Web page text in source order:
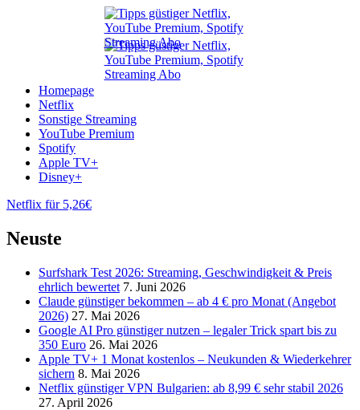
Homepage
Netflix
Sonstige Streaming
YouTube Premium
Spotify
Apple TV+
Disney+
Netflix für 5,26€
Neuste
Surfshark Test 2026: Streaming, Geschwindigkeit & Preis
ehrlich bewertet 7. Juni 2026
Claude günstiger bekommen – ab 4 € pro Monat (Angebot
2026) 27. Mai 2026
Google AI Pro günstiger nutzen – legaler Trick spart bis zu
350 Euro 26. Mai 2026
Apple TV+ 1 Monat kostenlos – Neukunden & Wiederkehrer
sichern 8. Mai 2026
Netflix günstiger VPN Bulgarien: ab 8,99 € sehr stabil 2026
27. April 2026